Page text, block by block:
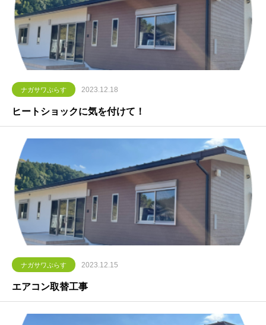
ナガサワぷらす 2023.12.18
ヒートショックに気を付けて！
ナガサワぷらす 2023.12.15
エアコン取替工事